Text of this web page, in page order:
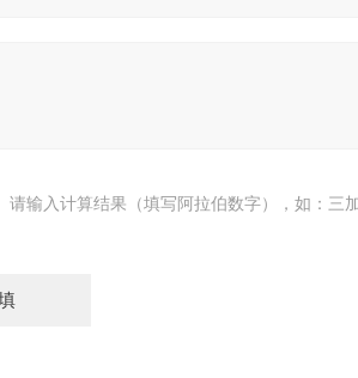
请输入计算结果（填写阿拉伯数字），如：三